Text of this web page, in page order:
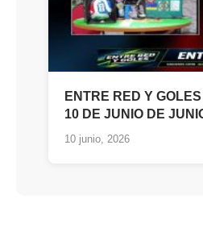
ENTRE RED Y
10 DE JUNIO DE
10 junio, 2026